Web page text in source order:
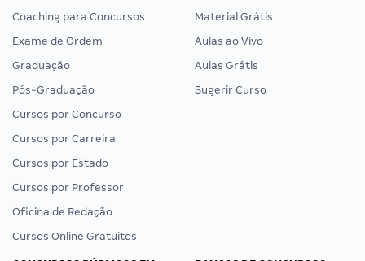
Coaching para Concursos
Exame de Ordem
Graduação
Pós-Graduação
Cursos por Concurso
Cursos por Carreira
Cursos por Estado
Cursos por Professor
Oficina de Redação
Cursos Online Gratuitos
Material Grátis
Aulas ao Vivo
Aulas Grátis
Sugerir Curso